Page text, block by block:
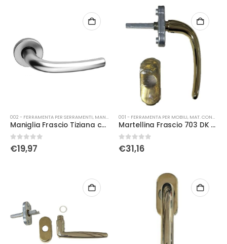
002 - FERRAMENTA PER SERRAMENTI, MANIGLIERIA
Maniglia Frascio Tiziana con rosetta foro yale pvd
0Su 5
€19,97
001 - FERRAMENTA PER MOBILI, MAT. CONSUMO
Martellina Frascio 703 DK pvd
0Su 5
€31,16